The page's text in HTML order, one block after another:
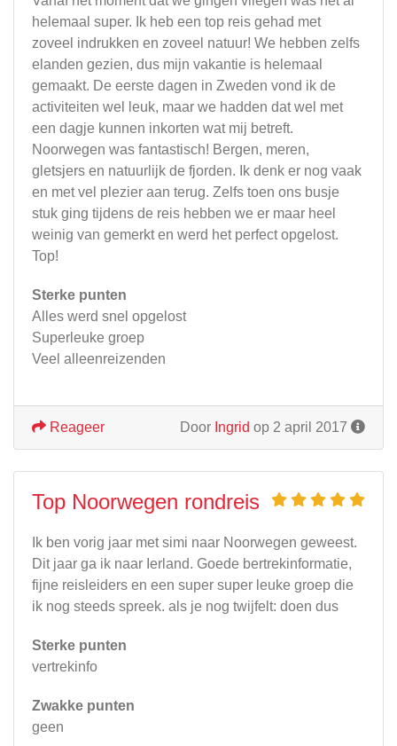
helemaal super. Ik heb een top reis gehad met
zoveel indrukken en zoveel natuur! We hebben zelfs
elanden gezien, dus mijn vakantie is helemaal
gemaakt. De eerste dagen in Zweden vond ik de
activiteiten wel leuk, maar we hadden dat wel met
een dagje kunnen inkorten wat mij betreft.
Noorwegen was fantastisch! Bergen, meren,
gletsjers en natuurlijk de fjorden. Ik denk er nog vaak
en met vel plezier aan terug. Zelfs toen ons busje
stuk ging tijdens de reis hebben we er maar heel
weinig van gemerkt en werd het perfect opgelost.
Top!
Sterke punten
Alles werd snel opgelost
Superleuke groep
Veel alleenreizenden
Door Ingrid op 2 april 2017
Reageer
Top Noorwegen rondreis
Ik ben vorig jaar met simi naar Noorwegen geweest.
Dit jaar ga ik naar Ierland. Goede bertrekinformatie,
fijne reisleiders en een super super leuke groep die
ik nog steeds spreek. als je nog twijfelt: doen dus
Sterke punten
vertrekinfo
Zwakke punten
geen